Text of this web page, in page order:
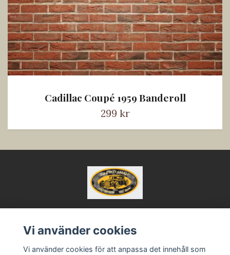
Cadillac Coupé 1959 Banderoll
299 kr
Kontakt
Köpvillkor
Vi använder cookies
Vi använder cookies för att anpassa det innehåll som